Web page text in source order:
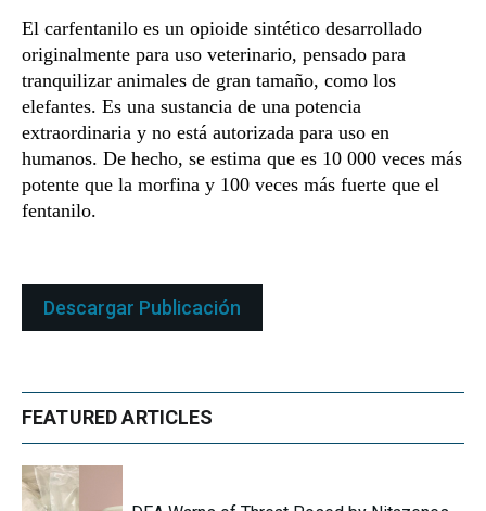
El carfentanilo es un opioide sintético desarrollado
originalmente para uso veterinario, pensado para
tranquilizar animales de gran tamaño, como los
elefantes. Es una sustancia de una potencia
extraordinaria y no está autorizada para uso en
humanos. De hecho, se estima que es 10 000 veces más
potente que la morfina y 100 veces más fuerte que el
fentanilo.
Descargar Publicación
FEATURED ARTICLES